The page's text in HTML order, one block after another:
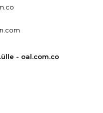
- oal.com.co